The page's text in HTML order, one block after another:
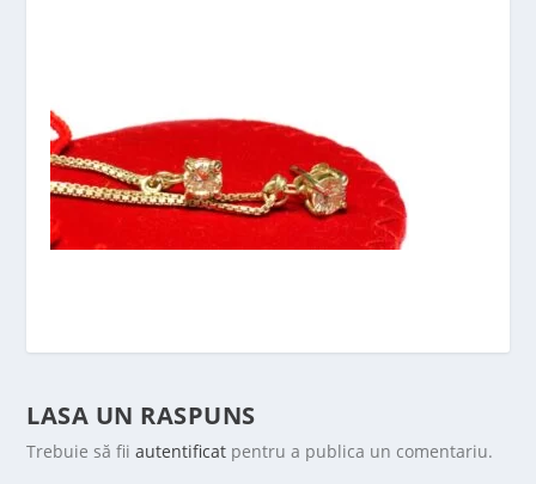
LASA UN RASPUNS
Trebuie să fiiautentificat pentru a publica un comentariu.